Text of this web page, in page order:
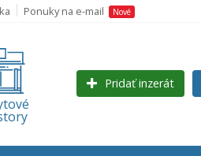
Ponuky na e-mail Nové
Pridať inzerát